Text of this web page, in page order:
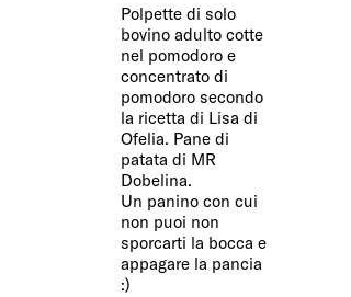
Polpette di solo
bovino adulto cotte
nel pomodoro e
concentrato di
pomodoro secondo
la ricetta di Lisa di
Ofelia. Pane di
patata di MR
Dobelina.
Un panino con cui
non puoi non
sporcarti la bocca e
appagare la pancia
:)